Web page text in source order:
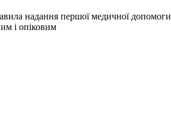
надання першої медичної допомоги
і опіковим